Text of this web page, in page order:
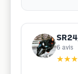
6 avis